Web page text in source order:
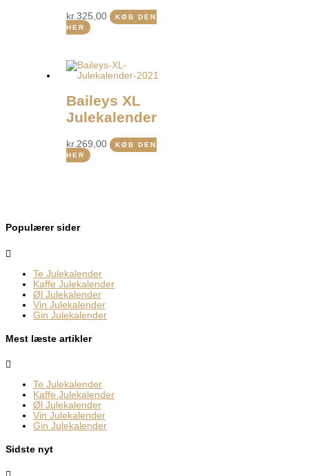
kr.325,00
KØB DEN
HER
Baileys XL
Julekalender
kr.269,00
KØB DEN
HER
Populærer sider
Te Julekalender
Kaffe Julekalender
Øl Julekalender
Vin Julekalender
Gin Julekalender
Mest læste artikler
Te Julekalender
Kaffe Julekalender
Øl Julekalender
Vin Julekalender
Gin Julekalender
Sidste nyt